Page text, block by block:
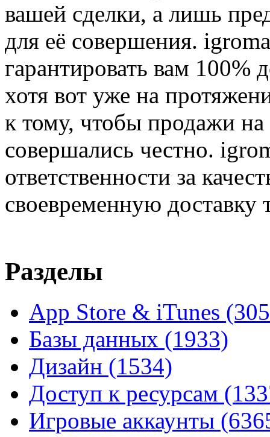
вашей сделки, а лишь
для её совершения.
гарантировать вам 100%
хотя вот уже на
к тому, чтобы продажи
совершались честно.
ответственности за
своевременную доставку
Разделы
App Store & iTunes
Базы данных (1933)
Дизайн (1534)
Доступ к ресурсам
Игровые аккаунты